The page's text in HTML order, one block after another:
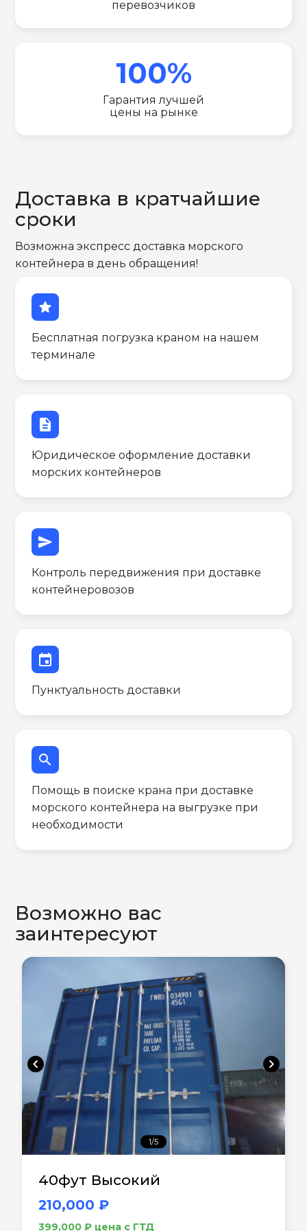
перевозчиков
100%
Гарантия лучшей
цены на рынке
Доставка в кратчайшие
сроки
Возможна экспресс доставка морского
контейнера в день обращения!
star
Бесплатная погрузка краном на нашем
терминале
description
Юридическое оформление доставки
морских контейнеров
send
Контроль передвижения при доставке
контейнеровозов
event
Пунктуальность доставки
search
Помощь в поиске крана при доставке
морского контейнера на выгрузке при
необходимости
Возможно вас
заинтересуют
chevron_left chevron_right
1/5
40фут Высокий
210,000 ₽
399,000 ₽ цена с ГТД